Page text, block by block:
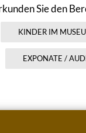
Sie den
KINDER IM
EXPONATE /